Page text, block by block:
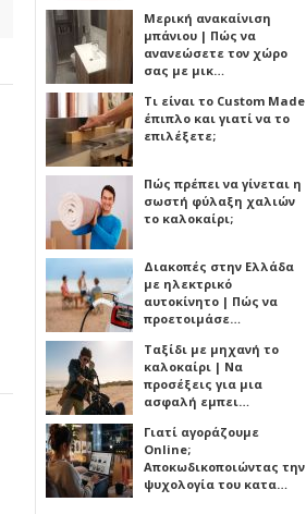
Μερική ανακαίνιση
μπάνιου | Πώς να
ανανεώσετε τον χώρο
σας με μικ…
Τι είναι το Custom Made
έπιπλο και γιατί να το
επιλέξετε;
Πώς πρέπει να γίνεται η
σωστή φύλαξη χαλιών
το καλοκαίρι;
Διακοπές στην Ελλάδα
με ηλεκτρικό
αυτοκίνητο | Πώς να
προετοιμάσε…
Ταξίδι με μηχανή το
καλοκαίρι | Να
προσέξεις για μια
ασφαλή εμπει…
Γιατί αγοράζουμε
Online;
Αποκωδικοποιώντας την
ψυχολογία του κατα…